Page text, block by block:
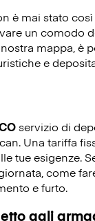
è mai stato
un comodo
mappa, è
e
servizio di
Una tariffa
tue esigenze.
come
e furto.
agli